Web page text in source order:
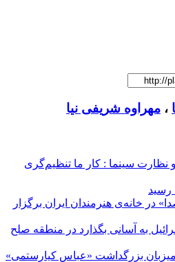
، مهراوه شریفی نیا
نظارت سینما : کار ما تنظیم‌گری
در خانه‌ی هنرمندان ایران برگزار
به آسانی بگذارد در منطقه صلح
بزرگداشت «عباس کیارستمی»